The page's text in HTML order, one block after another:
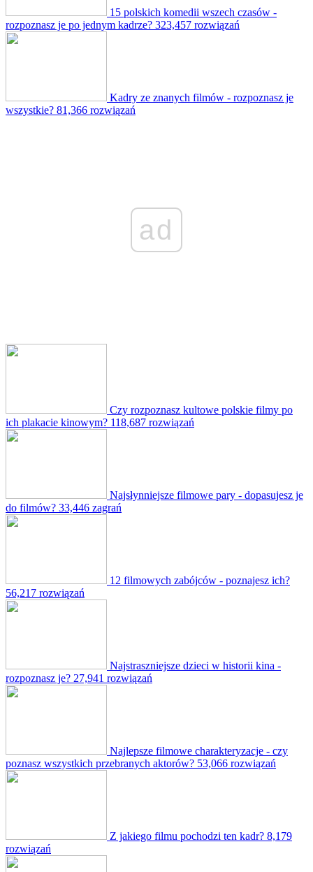
15 polskich komedii wszech czasów -
rozpoznasz je po jednym kadrze? 323,457 rozwiązań
Kadry ze znanych filmów - rozpoznasz je
wszystkie? 81,366 rozwiązań
ad
Czy rozpoznasz kultowe polskie filmy po
ich plakacie kinowym? 118,687 rozwiązań
Najsłynniejsze filmowe pary - dopasujesz je
do filmów? 33,446 zagrań
12 filmowych zabójców - poznajesz ich?
56,217 rozwiązań
Najstraszniejsze dzieci w historii kina -
rozpoznasz je? 27,941 rozwiązań
Najlepsze filmowe charakteryzacje - czy
poznasz wszystkich przebranych aktorów? 53,066 rozwiązań
Z jakiego filmu pochodzi ten kadr? 8,179
rozwiązań